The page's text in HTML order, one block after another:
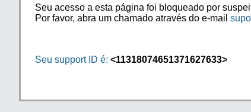
Seu acesso a esta página foi bloqueado por
Por favor, abra um chamado através do e-mail
Seu support ID é: <11318074651371627633>